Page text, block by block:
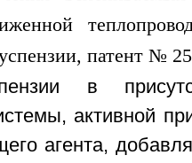
в
активной
агента,